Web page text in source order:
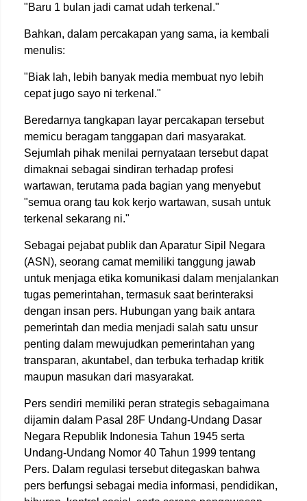
"Baru 1 bulan jadi camat udah terkenal."
Bahkan, dalam percakapan yang sama, ia kembali
menulis:
"Biak lah, lebih banyak media membuat nyo lebih
cepat jugo sayo ni terkenal."
Beredarnya tangkapan layar percakapan tersebut
memicu beragam tanggapan dari masyarakat.
Sejumlah pihak menilai pernyataan tersebut dapat
dimaknai sebagai sindiran terhadap profesi
wartawan, terutama pada bagian yang menyebut
"semua orang tau kok kerjo wartawan, susah untuk
terkenal sekarang ni."
Sebagai pejabat publik dan Aparatur Sipil Negara
(ASN), seorang camat memiliki tanggung jawab
untuk menjaga etika komunikasi dalam menjalankan
tugas pemerintahan, termasuk saat berinteraksi
dengan insan pers. Hubungan yang baik antara
pemerintah dan media menjadi salah satu unsur
penting dalam mewujudkan pemerintahan yang
transparan, akuntabel, dan terbuka terhadap kritik
maupun masukan dari masyarakat.
Pers sendiri memiliki peran strategis sebagaimana
dijamin dalam Pasal 28F Undang-Undang Dasar
Negara Republik Indonesia Tahun 1945 serta
Undang-Undang Nomor 40 Tahun 1999 tentang
Pers. Dalam regulasi tersebut ditegaskan bahwa
pers berfungsi sebagai media informasi, pendidikan,